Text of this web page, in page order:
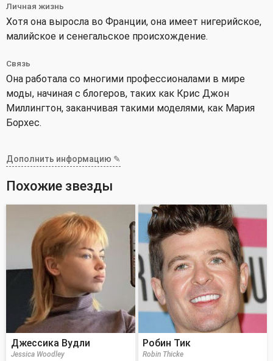
Личная жизнь
Хотя она выросла во Франции, она имеет нигерийское,
малийское и сенегальское происхождение.
Связь
Она работала со многими профессионалами в мире
моды, начиная с блогеров, таких как Крис Джон
Миллингтон, заканчивая такими моделями, как Мария
Борхес.
Дополнить информацию ✎
Похожие звезды
Джессика Вудли
Jessica Woodley
Робин Тик
Robin Thicke